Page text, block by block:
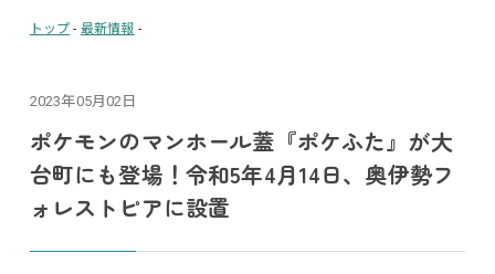
トップ - 最新情報 -
2023年05月02日
ポケモンのマンホール蓋『ポケふた』が大
台町にも登場！令和5年4月14日、奥伊勢フ
ォレストピアに設置